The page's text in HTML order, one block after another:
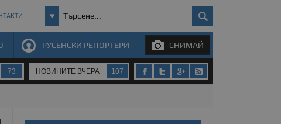
РУСЕНСКИ РЕПОРТЕРИ СНИМАЙ
73 НОВИНИТЕ ВЧЕРА 107